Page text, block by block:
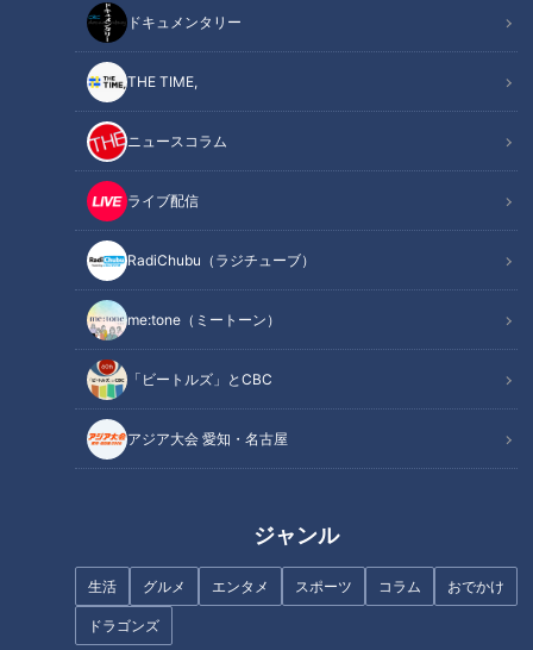
ドキュメンタリー
THE TIME,
ニュースコラム
ライブ配信
RadiChubu（ラジチューブ）
me:tone（ミートーン）
「ビートルズ」とCBC
アジア大会 愛知・名古屋
ジャンル
生活 グルメ エンタメ スポーツ コラム おでかけ
ドラゴンズ
この記事を見たあなたへのおすすめ
スジナシ【吉田智則】社長に啖
呵を切るも…未練タラタラ
名物のタコが取れない？海水温
上昇で｢死活問題｣に…21歳の漁
習できず“逆上がりができない”…
先生「今日できるようになりま
す！」ソーシャルディスタンス
らい？身体のケアに追われる
日々～配信型ドキュメンタリー